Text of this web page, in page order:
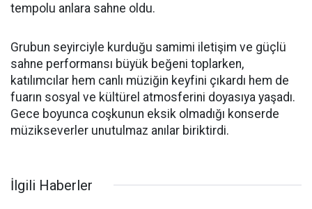
tempolu anlara sahne oldu.
Grubun seyirciyle kurduğu samimi iletişim ve güçlü
sahne performansı büyük beğeni toplarken,
katılımcılar hem canlı müziğin keyfini çıkardı hem de
fuarın sosyal ve kültürel atmosferini doyasıya yaşadı.
Gece boyunca coşkunun eksik olmadığı konserde
müzikseverler unutulmaz anılar biriktirdi.
İlgili Haberler